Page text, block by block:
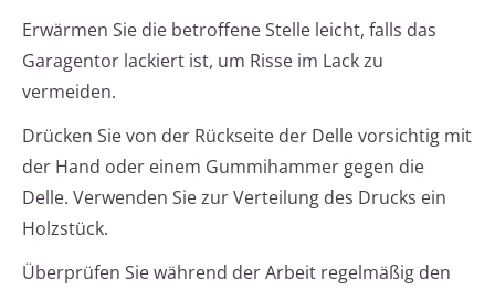
Erwärmen Sie die betroffene Stelle leicht, falls das
Garagentor lackiert ist, um Risse im Lack zu
vermeiden.
Drücken Sie von der Rückseite der Delle vorsichtig mit
der Hand oder einem Gummihammer gegen die
Delle. Verwenden Sie zur Verteilung des Drucks ein
Holzstück.
Überprüfen Sie während der Arbeit regelmäßig den